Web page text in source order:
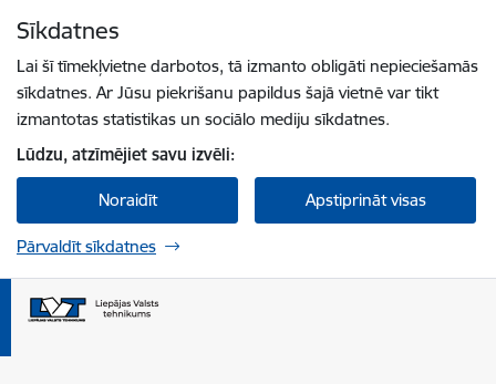
Sīkdatnes
Lai šī tīmekļvietne darbotos, tā izmanto obligāti nepieciešamās
sīkdatnes. Ar Jūsu piekrišanu papildus šajā vietnē var tikt
izmantotas statistikas un sociālo mediju sīkdatnes.
Lūdzu, atzīmējiet savu izvēli:
Noraidīt Apstiprināt visas
Pārvaldīt sīkdatnes